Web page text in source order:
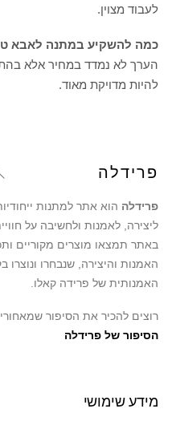
לעבוד מצוין.
כמה להשקיע במתנה לאבא
הערך לא נמדד במחיר אלא
להיות מדויקת מאוד.
פרידלה
פרידלה הוא אתר למתנות
ליצירה, לאמנות ולחשיבה על
באתר תמצאו מוצרים מקוריים
האמנות והיצירה, שנבחרו
האמנותית של פרידה קאלו.
רוצים להכיר את הסיפור
הסיפור של פרידלה
מידע שימושי